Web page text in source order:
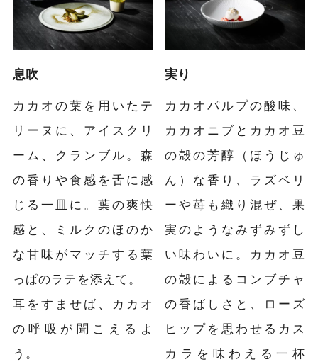
息吹
カカオの葉を用いたテ
リーヌに、アイスクリ
ーム、クランブル。森
の香りや食感を舌に感
じる一皿に。葉の爽快
感と、ミルクのほのか
な甘味がマッチする葉
っぱのラテを添えて。
耳をすませば、カカオ
の呼吸が聞こえるよ
う。
実り
カカオパルプの酸味、
カカオニブとカカオ豆
の殻の芳醇（ほうじゅ
ん）な香り、ラズベリ
ーや苺も織り混ぜ、果
実のようなみずみずし
い味わいに。カカオ豆
の殻によるコンブチャ
の香ばしさと、ローズ
ヒップを思わせるカス
カラを味わえる一杯